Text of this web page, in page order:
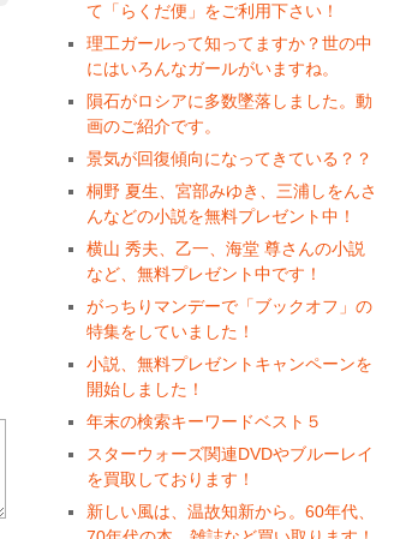
て「らくだ便」をご利用下さい！
理工ガールって知ってますか？世の中
にはいろんなガールがいますね。
隕石がロシアに多数墜落しました。動
画のご紹介です。
景気が回復傾向になってきている？？
桐野 夏生、宮部みゆき、三浦しをんさ
んなどの小説を無料プレゼント中！
横山 秀夫、乙一、海堂 尊さんの小説
など、無料プレゼント中です！
がっちりマンデーで「ブックオフ」の
特集をしていました！
小説、無料プレゼントキャンペーンを
開始しました！
年末の検索キーワードベスト５
スターウォーズ関連DVDやブルーレイ
を買取しております！
新しい風は、温故知新から。60年代、